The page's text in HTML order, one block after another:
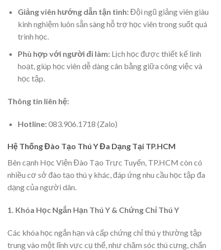
Giảng viên hướng dẫn tận tình:Đội ngũ giảng viên giàu
kinh nghiệm luôn sẵn sàng hỗ trợ học viên trong suốt quá
trình học.
Phù hợp với người đi làm:Lịch học được thiết kế linh
hoạt, giúp học viên dễ dàng cân bằng giữa công việc và
học tập.
Thông tin liên hệ:
Hotline:083.906.1718 (Zalo)
Hệ Thống Đào Tạo Thú Y Đa Dạng Tại TP.HCM
Bên cạnh Học Viện Đào Tạo Trực Tuyến, TP.HCM còn có
nhiều cơ sở đào tạo thú y khác, đáp ứng nhu cầu học tập đa
dạng của người dân.
1. Khóa Học Ngắn Hạn Thú Y & Chứng Chỉ Thú Y
Các khóa học ngắn hạn và cấp chứng chỉ thú y thường tập
trung vào một lĩnh vực cụ thể, như chăm sóc thú cưng, chẩn